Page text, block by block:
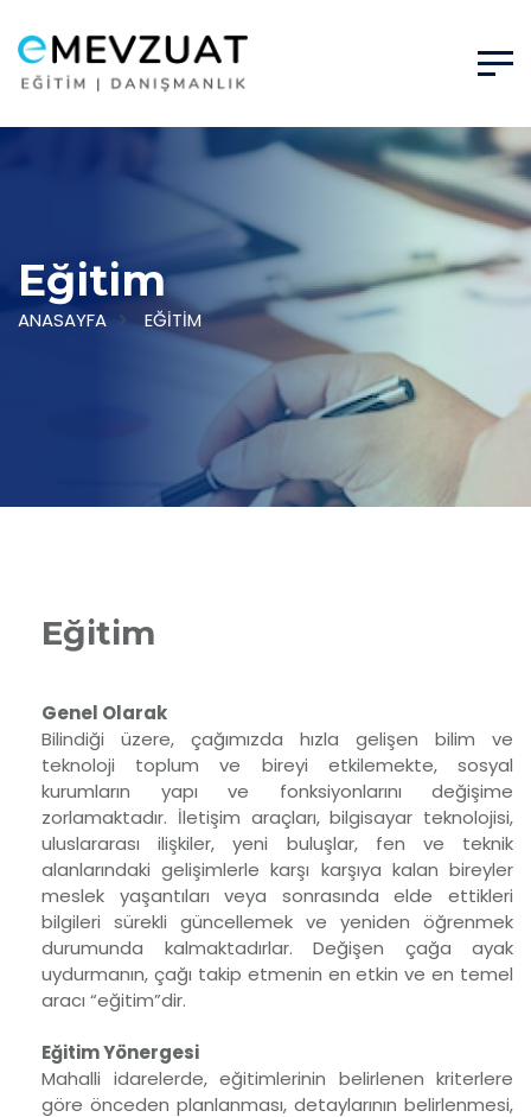
Eğitim
ANASAYFA EĞITIM
Eğitim
Genel Olarak
Bilindiği üzere, çağımızda hızla gelişen bilim ve
teknoloji toplum ve bireyi etkilemekte, sosyal
kurumların yapı ve fonksiyonlarını değişime
zorlamaktadır. İletişim araçları, bilgisayar teknolojisi,
uluslararası ilişkiler, yeni buluşlar, fen ve teknik
alanlarındaki gelişimlerle karşı karşıya kalan bireyler
meslek yaşantıları veya sonrasında elde ettikleri
bilgileri sürekli güncellemek ve yeniden öğrenmek
durumunda kalmaktadırlar. Değişen çağa ayak
uydurmanın, çağı takip etmenin en etkin ve en temel
aracı “eğitim”dir.
Eğitim Yönergesi
Mahalli idarelerde, eğitimlerinin belirlenen kriterlere
göre önceden planlanması, detaylarının belirlenmesi,